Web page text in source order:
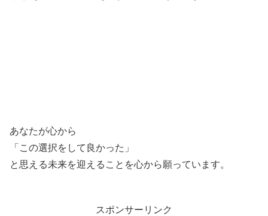
あなたが心から
「この選択をして良かった」
と思える未来を迎えることを心から願っています。
スポンサーリンク